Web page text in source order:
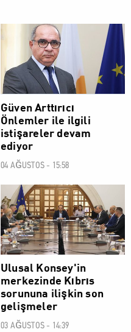
POLİTİK
Güven Arttırıcı
Önlemler ile ilgili
istişareler devam
ediyor
04 AĞUSTOS - 15:58
POLİTİK
Ulusal Konsey'in
merkezinde Kıbrıs
sorununa ilişkin son
gelişmeler
03 AĞUSTOS - 14:39